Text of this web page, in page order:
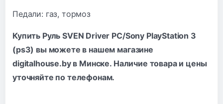
Педали: газ, тормоз
Купить Руль SVEN Driver PC/Sony PlayStation 3
(ps3) вы можете в нашем магазине
digitalhouse.by в Минске. Наличие товара и цены
уточняйте по телефонам.